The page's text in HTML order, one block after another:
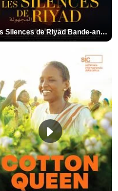
Les Silences de Riyad Bande-annonce VO STFR